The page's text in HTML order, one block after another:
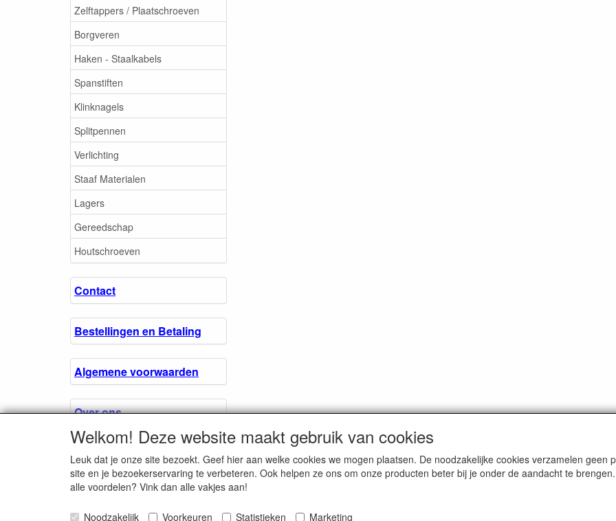
Zelftappers / Plaatschroeven
Borgveren
Haken - Staalkabels
Spanstiften
Klinknagels
Splitpennen
Verlichting
Staaf Materialen
Lagers
Gereedschap
Houtschroeven
Contact
Bestellingen en Betaling
Algemene voorwaarden
Over ons.
Privacyverklaring
Welkom! Deze website maakt gebruik van cookies
Leuk dat je onze site bezoekt. Geef hier aan welke cookies we mogen plaatsen. De noodzakelijke cookies verzamelen
site en je bezoekerservaring te verbeteren. Ook helpen ze ons om onze producten beter bij je onder de aandacht te
alle voordelen? Vink dan alle vakjes aan!
Noodzakelijk Voorkeuren Statistieken Marketing